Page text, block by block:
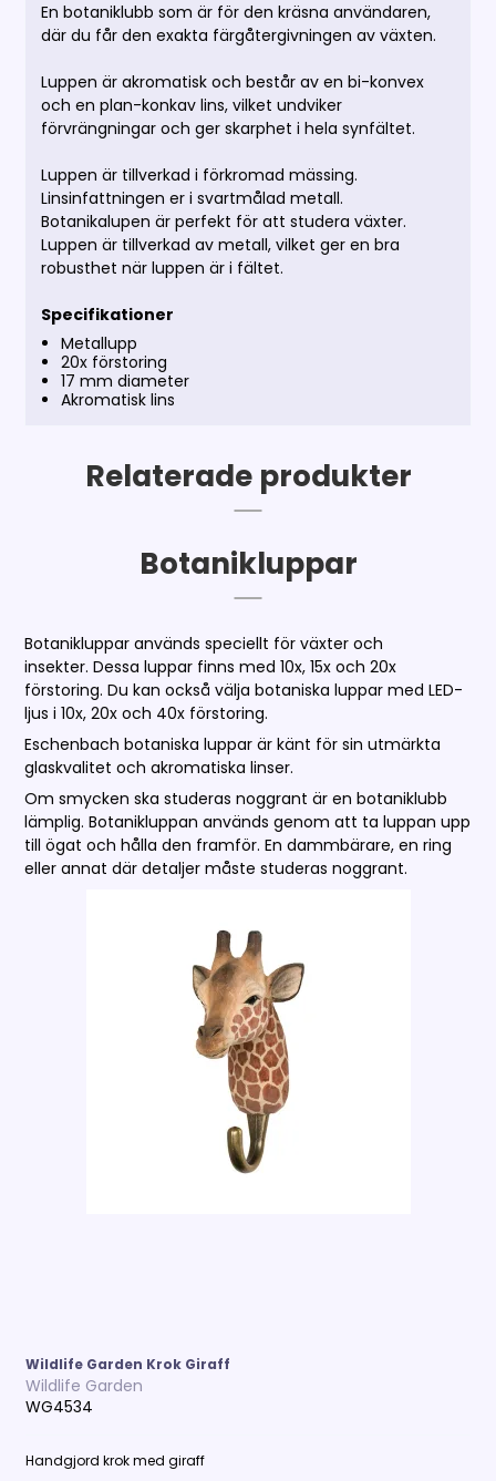
En botaniklubb som är för den kräsna användaren,
där du får den exakta färgåtergivningen av växten.
Luppen är akromatisk och består av en bi-konvex
och en plan-konkav lins, vilket undviker
förvrängningar och ger skarphet i hela synfältet.
Luppen är tillverkad i förkromad mässing.
Linsinfattningen er i svartmålad metall.
Botanikalupen är perfekt för att studera växter.
Luppen är tillverkad av metall, vilket ger en bra
robusthet när luppen är i fältet.
Specifikationer
Metallupp
20x förstoring
17 mm diameter
Akromatisk lins
Relaterade produkter
Botanikluppar
Botanikluppar används speciellt för växter och
insekter. Dessa luppar finns med 10x, 15x och 20x
förstoring. Du kan också välja botaniska luppar med LED-
ljus i 10x, 20x och 40x förstoring.
Eschenbach botaniska luppar är känt för sin utmärkta
glaskvalitet och akromatiska linser.
Om smycken ska studeras noggrant är en botaniklubb
lämplig. Botanikluppan används genom att ta luppan upp
till ögat och hålla den framför. En dammbärare, en ring
eller annat där detaljer måste studeras noggrant.
Wildlife Garden Krok Giraff
Wildlife Garden
WG4534
Handgjord krok med giraff